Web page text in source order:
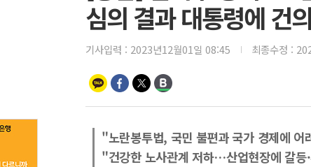
심의 결과 대통령에 건
기사입력 : 2023년12월01일 08:45 최종수정 :
"노란봉투법, 국민 불편과 국가 경제에 어
"건강한 노사관계 저하…산업현장에 갈등